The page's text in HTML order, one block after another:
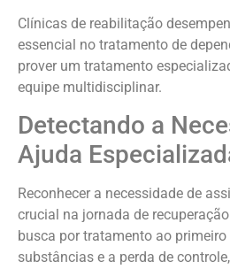
Clínicas de reabilitação
essencial no tratamento de
prover um tratamento
equipe multidisciplinar.
Detectando a
Ajuda
Reconhecer a necessidade de
crucial na jornada de
busca por tratamento ao
substâncias e a perda de